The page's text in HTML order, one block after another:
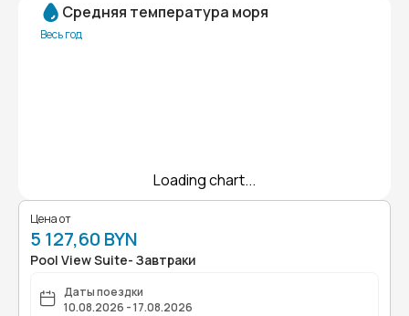
Средняя температура моря
Весь год
Loading chart...
Цена от
5 127,60 BYN
Pool View Suite- Завтраки
Даты поездки
10.08.2026 - 17.08.2026